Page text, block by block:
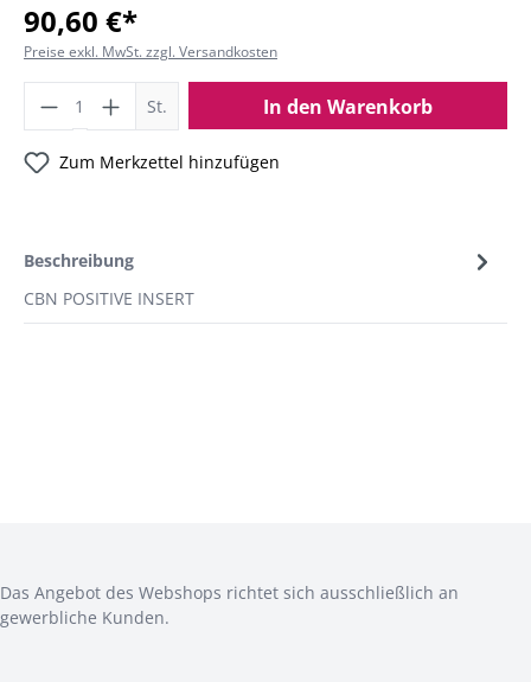
90,60 €*
Preise exkl. MwSt. zzgl. Versandkosten
St. In den Warenkorb
Zum Merkzettel hinzufügen
Beschreibung
CBN POSITIVE INSERT
Das Angebot des Webshops richtet sich ausschließlich an
gewerbliche Kunden.